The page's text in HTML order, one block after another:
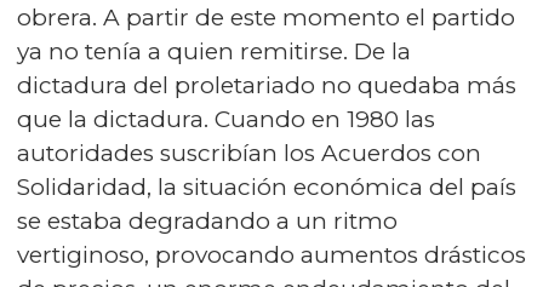
obrera. A partir de este momento el partido
ya no tenía a quien remitirse. De la
dictadura del proletariado no quedaba más
que la dictadura. Cuando en 1980 las
autoridades suscribían los Acuerdos con
Solidaridad, la situación económica del país
se estaba degradando a un ritmo
vertiginoso, provocando aumentos drásticos